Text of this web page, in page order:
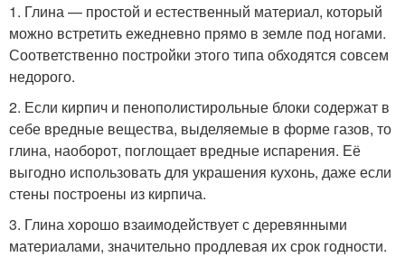
1. Глина — простой и естественный материал, который
можно встретить ежедневно прямо в земле под ногами.
Соответственно постройки этого типа обходятся совсем
недорого.
2. Если кирпич и пенополистирольные блоки содержат в
себе вредные вещества, выделяемые в форме газов, то
глина, наоборот, поглощает вредные испарения. Её
выгодно использовать для украшения кухонь, даже если
стены построены из кирпича.
3. Глина хорошо взаимодействует с деревянными
материалами, значительно продлевая их срок годности.